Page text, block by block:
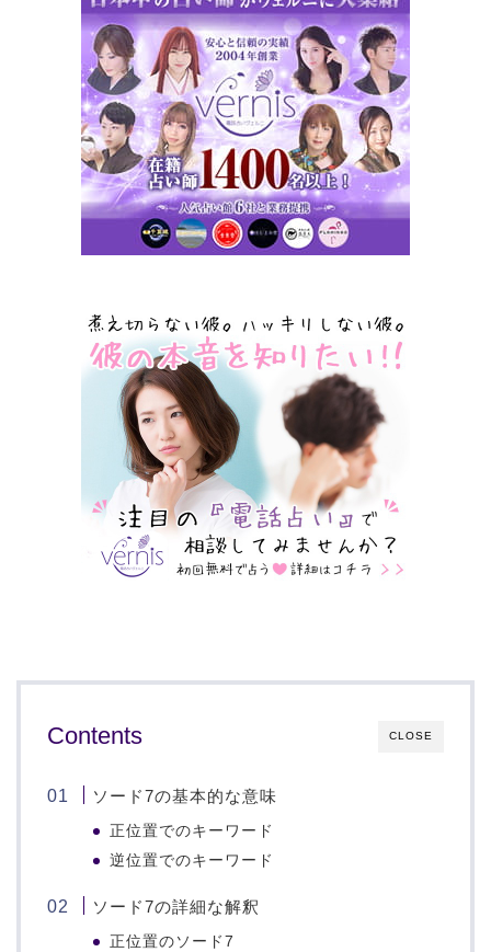
CLOSE
Contents
ソード7の基本的な意味
正位置でのキーワード
逆位置でのキーワード
ソード7の詳細な解釈
正位置のソード7